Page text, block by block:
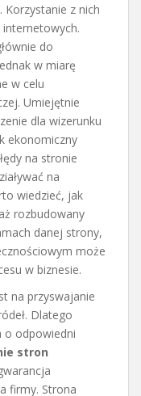
z nich
internetowych.
do
w miarę
w celu
Umiejętnie
dla wizerunku
ekonomiczny
na stronie
na
wiedzieć, jak
rozbudowany
danej strony,
może
w biznesie.
na przyswajanie
Dlatego
o odpowiedni
stron
firmy. Strona